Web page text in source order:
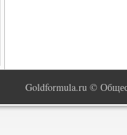
Goldformula.ru ©